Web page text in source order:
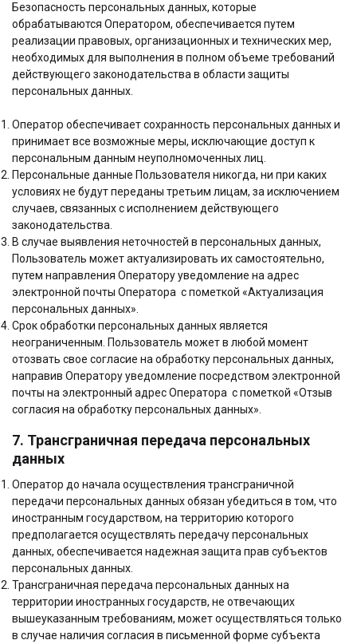
Безопасность персональных данных, которые
обрабатываются Оператором, обеспечивается путем
реализации правовых, организационных и технических мер,
необходимых для выполнения в полном объеме требований
действующего законодательства в области защиты
персональных данных.
Оператор обеспечивает сохранность персональных данных и
принимает все возможные меры, исключающие доступ к
персональным данным неуполномоченных лиц.
Персональные данные Пользователя никогда, ни при каких
условиях не будут переданы третьим лицам, за исключением
случаев, связанных с исполнением действующего
законодательства.
В случае выявления неточностей в персональных данных,
Пользователь может актуализировать их самостоятельно,
путем направления Оператору уведомление на адрес
электронной почты Оператора с пометкой «Актуализация
персональных данных».
Срок обработки персональных данных является
неограниченным. Пользователь может в любой момент
отозвать свое согласие на обработку персональных данных,
направив Оператору уведомление посредством электронной
почты на электронный адрес Оператора с пометкой «Отзыв
согласия на обработку персональных данных».
7. Трансграничная передача персональных
данных
Оператор до начала осуществления трансграничной
передачи персональных данных обязан убедиться в том, что
иностранным государством, на территорию которого
предполагается осуществлять передачу персональных
данных, обеспечивается надежная защита прав субъектов
персональных данных.
Трансграничная передача персональных данных на
территории иностранных государств, не отвечающих
вышеуказанным требованиям, может осуществляться только
в случае наличия согласия в письменной форме субъекта